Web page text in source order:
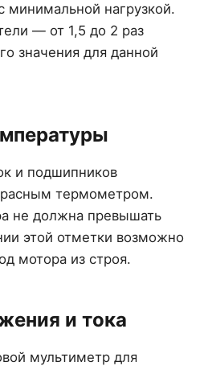
нагрузкой.
— от 1,5 до 2 раз
значения для данной
и подшипников
термометром.
не должна превышать
этой отметки возможно
мотора из строя.
и тока
мультиметр для